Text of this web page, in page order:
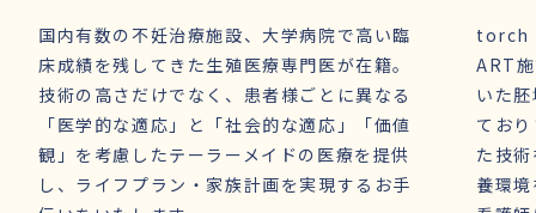
国内有数の不妊治療施設、大学病院で高い臨
床成績を残してきた生殖医療専門医が在籍。
技術の高さだけでなく、患者様ごとに異なる
「医学的な適応」と「社会的な適応」「価値
観」を考慮したテーラーメイドの医療を提供
し、ライフプラン・家族計画を実現するお手
torch
ART
いた
てお
た技
養環